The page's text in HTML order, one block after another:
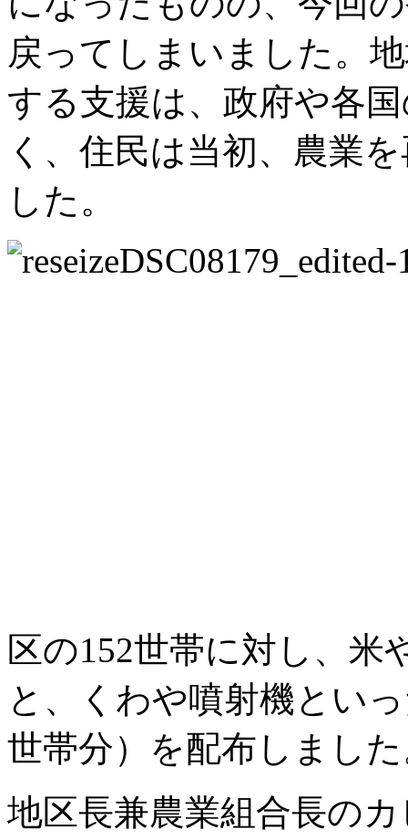
戻ってしまいました。
する支援は、政府や各
く、住民は当初、農業
した。
区の152世帯に対し、米
と、くわや噴射機とい
世帯分）を配布しまし
地区長兼農業組合長の